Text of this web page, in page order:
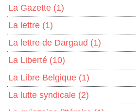
La Gazette (1)
La lettre (1)
La lettre de Dargaud (1)
La Liberté (10)
La Libre Belgique (1)
La lutte syndicale (2)